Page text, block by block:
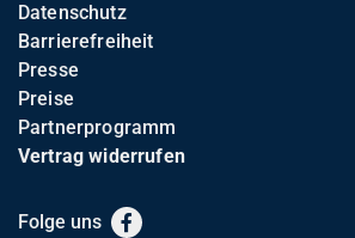
Datenschutz
Barrierefreiheit
Presse
Preise
Partnerprogramm
Vertrag widerrufen
Folge uns Facebook